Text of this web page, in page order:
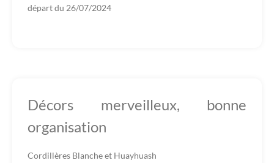
départ du 26/07/2024
Décors merveilleux, bonne
organisation
Cordillères Blanche et Huayhuash